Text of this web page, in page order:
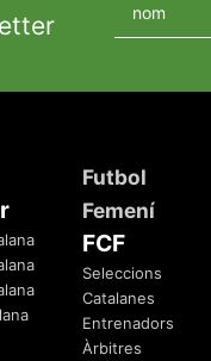
Futbol
Femení
FCF
Seleccions
Catalanes
Entrenadors
Àrbitres